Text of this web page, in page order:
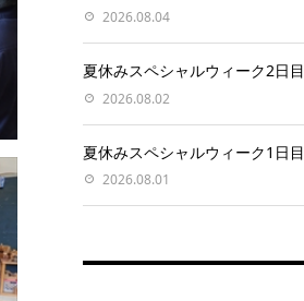
2026.08.04
夏休みスペシャルウィーク2日目
2026.08.02
夏休みスペシャルウィーク1日目
2026.08.01